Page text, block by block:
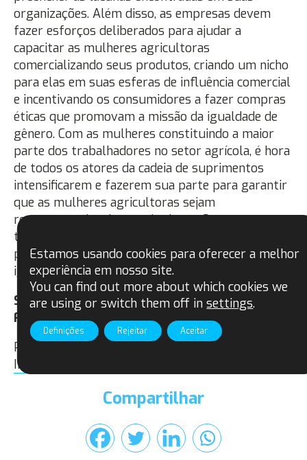
organizações. Além disso, as empresas devem
fazer esforços deliberados para ajudar a
capacitar as mulheres agricultoras
comercializando seus produtos, criando um nicho
para elas em suas esferas de influência comercial
e incentivando os consumidores a fazer compras
éticas que promovam a missão da igualdade de
gênero. Com as mulheres constituindo a maior
parte dos trabalhadores no setor agrícola, é hora
de todos os atores da cadeia de suprimentos
intensificarem e fazerem sua parte para garantir
que as mulheres agricultoras sejam
recompensadas de maneira justa. Somente
trabalhando juntos nesse objetivo comum
podemos garantir que o futuro seja justo e com
igualdade de gênero para todos.
Susan Limisi, Coordenadora de Gênero no
Fairtrade África.
Publicado originalmente no site da
Internacional
Compartilhar
Estamos usando cookies para oferecer a melhor
experiência em nosso site.
You can find out more about which cookies we
are using or switch them off insettings.
Aceitar
Rejeitar
Definições